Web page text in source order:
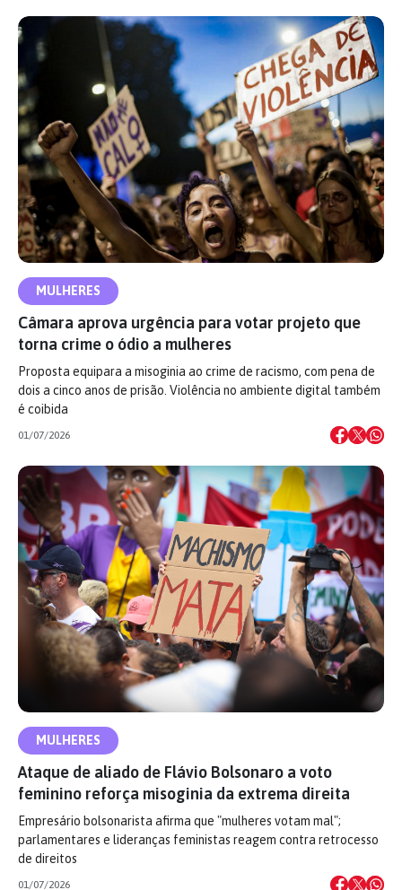
MULHERES
Câmara aprova urgência para votar projeto que
torna crime o ódio a mulheres
Proposta equipara a misoginia ao crime de racismo, com pena de
dois a cinco anos de prisão. Violência no ambiente digital também
é coibida
01/07/2026
MULHERES
Ataque de aliado de Flávio Bolsonaro a voto
feminino reforça misoginia da extrema direita
Empresário bolsonarista afirma que "mulheres votam mal";
parlamentares e lideranças feministas reagem contra retrocesso
de direitos
01/07/2026